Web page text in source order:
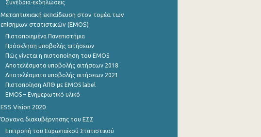
Συνέδρια-εκδηλώσεις
Μεταπτυχιακή εκπαίδευση στον τομέα των
επίσημων στατιστικών (EMOS)
Πιστοποιημένα Πανεπιστήμια
Πρόσκληση υποβολής αιτήσεων
Πώς γίνεται η πιστοποίηση του EMOS
Αποτελέσματα υποβολής αιτήσεων 2018
Αποτελέσματα υποβολής αιτήσεων 2021
Πιστοποίηση ΑΠΘ με EMOS label
EMOS – Ενημερωτικό υλικό
ESS Vision 2020
Όργανα διακυβέρνησης του ΕΣΣ
Επιτροπή του Ευρωπαϊκού Στατιστικού